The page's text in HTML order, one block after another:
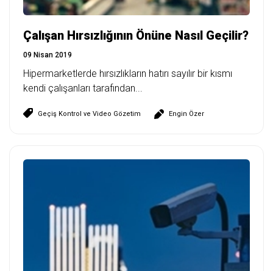
Çalışan Hırsızlığının Önüne Nasıl Geçilir?
09 Nisan 2019
Hipermarketlerde hırsızlıkların hatırı sayılır bir kısmı
kendi çalışanları tarafından...
Geçiş Kontrol ve Video Gözetim Engin Özer